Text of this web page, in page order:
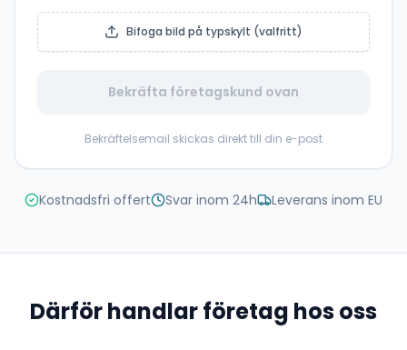
Bifoga bild på typskylt (valfritt)
Bekräfta företagskund ovan
Bekräftelsemail skickas direkt till din e-post
Kostnadsfri offert Svar inom 24h Leverans inom EU
Därför handlar företag hos oss